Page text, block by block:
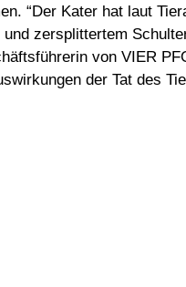
“Der Kater hat laut
zersplittertem
von VIER
der Tat des